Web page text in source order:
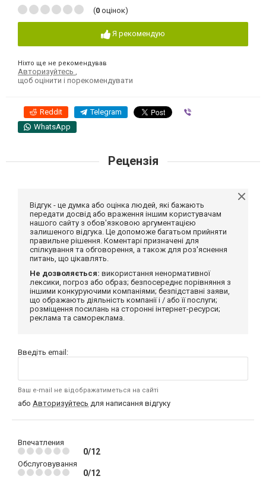
(0 оцінок)
Я рекомендую
Ніхто ще не рекомендував
Авторизуйтесь
щоб оцінити і порекомендувати
Reddit Telegram
WhatsApp
Рецензія
Відгук - це думка або оцінка людей, які бажають
передати досвід або враження іншим користувачам
нашого сайту з обов'язковою аргументацією
залишеного відгука. Це допоможе багатьом прийняти
правильне рішення. Коментарі призначені для
спілкування та обговорення, а також для роз'яснення
питань, що цікавлять.
Не дозволяється: використання ненормативної
лексики, погроз або образ; безпосереднє порівняння з
іншими конкуруючими компаніями; безпідставні заяви,
що ображають діяльність компанії і / або її послуги;
розміщення посилань на сторонні інтернет-ресурси;
реклама та самореклама.
Введіть email:
Ваш e-mail не відображатиметься на сайті
або Авторизуйтесь для написання відгуку
Впечатления
0/12
Обслуговування
0/12